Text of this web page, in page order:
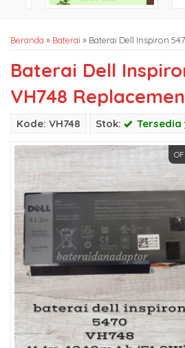
Beranda » Baterai » Baterai Dell Inspiron
Baterai Dell
VH748
Kode: VH748 Stok: Tersedia